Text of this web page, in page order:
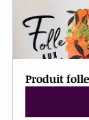
Produit